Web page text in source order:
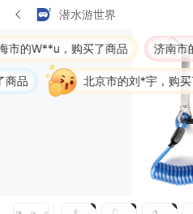
潜水游世界
品
市的刘*宇，购买了商品
济南市的快**，购买了商品